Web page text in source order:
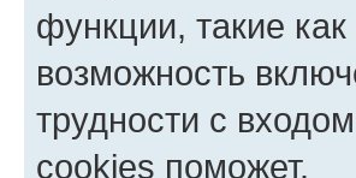
функции, такие
возможность
трудности с
cookies поможет.